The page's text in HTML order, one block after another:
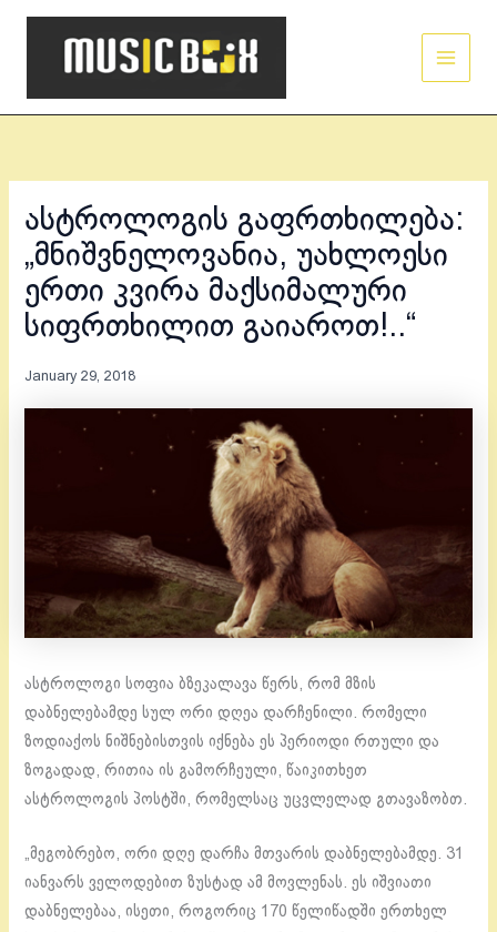
Skip
ასტროლოგის გაფრთხილება:
„მნიშვნელოვანია, უახლოესი
ერთი კვირა მაქსიმალური
სიფრთხილით გაიაროთ!..“
January 29, 2018
ასტროლოგი სოფია ბზეკალავა წერს, რომ მზის
დაბნელებამდე სულ ორი დღეა დარჩენილი. რომელი
ზოდიაქოს ნიშნებისთვის იქნება ეს პერიოდი რთული და
ზოგადად, რითია ის გამორჩეული, წაიკითხეთ
ასტროლოგის პოსტში, რომელსაც უცვლელად გთავაზობთ.
„მეგობრებო, ორი დღე დარჩა მთვარის დაბნელებამდე. 31
იანვარს ველოდებით ზუსტად ამ მოვლენას. ეს იშვიათი
დაბნელებაა, ისეთი, როგორიც 170 წელიწადში ერთხელ